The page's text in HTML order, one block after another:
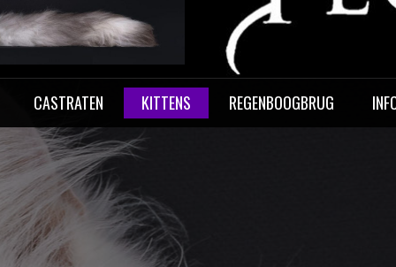
CASTRATEN KITTENS REGENBOOGBRUG